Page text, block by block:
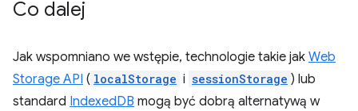
Co dalej
Jak wspomniano we wstępie, technologie takie jak Web
Storage API ( localStorage i sessionStorage ) lub
standard IndexedDB mogą być dobrą alternatywą w